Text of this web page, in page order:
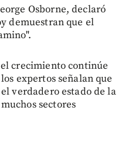
Osborne, declaró
demuestran que el
crecimiento continúe
expertos señalan que
verdadero estado de la
sectores